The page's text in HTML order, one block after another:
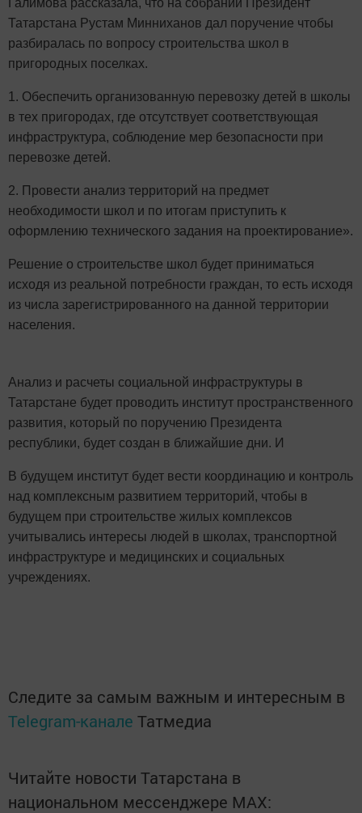
Татарстана Рустам Минниханов дал поручение чтобы
разбиралась по вопросу строительства школ в
пригородных поселках.
1. Обеспечить организованную перевозку детей в школы
в тех пригородах, где отсутствует соответствующая
инфраструктура, соблюдение мер безопасности при
перевозке детей.
2. Провести анализ территорий на предмет
необходимости школ и по итогам приступить к
оформлению технического задания на проектирование».
Решение о строительстве школ будет приниматься
исходя из реальной потребности граждан, то есть исходя
из числа зарегистрированного на данной территории
населения.
Анализ и расчеты социальной инфраструктуры в
Татарстане будет проводить институт пространственного
развития, который по поручению Президента
республики, будет создан в ближайшие дни. И
В будущем институт будет вести координацию и контроль
над комплексным развитием территорий, чтобы в
будущем при строительстве жилых комплексов
учитывались интересы людей в школах, транспортной
инфраструктуре и медицинских и социальных
учреждениях.
Следите за самым важным и интересным в
Telegram-канале Татмедиа
Читайте новости Татарстана в
национальном мессенджере MАХ: